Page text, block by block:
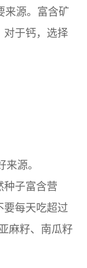
来源。富含矿
对于钙，选择
源。
种子富含营
要每天吃超过
麻籽、南瓜籽